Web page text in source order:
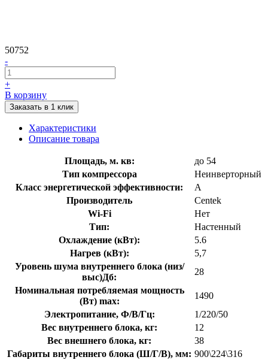
50752
-
+
В корзину
Заказать в 1 клик
Характеристики
Описание товара
Площадь, м. кв:
до 54
Тип компрессора
Неинверторный
Класс энергетической эффективности:
A
Производитель
Centek
Wi-Fi
Нет
Тип:
Настенный
Охлаждение (кВт):
5.6
Нагрев (кВт):
5,7
Уровень шума внутреннего блока (низ/
выс)Дб:
28
Номинальная потребляемая мощность
(Вт) max:
1490
Электропитание, Ф/В/Гц:
1/220/50
Вес внутреннего блока, кг:
12
Вес внешнего блока, кг:
38
Габариты внутреннего блока (Ш/Г/В), мм: 900\224\316